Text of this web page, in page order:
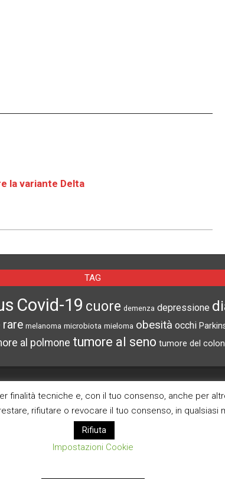
la variante Delta
TAG
Covid-19 cuore demenza depressione
rare melanoma microbiota mieloma obesità occhi
al polmone tumore al seno tumore del colon
SITO ARCHIVI
Archivi
finalità tecniche e, con il tuo consenso, anche per
rifiutare o revocare il tuo consenso, in qualsiasi
Rifiuta
Impostazioni Cookie